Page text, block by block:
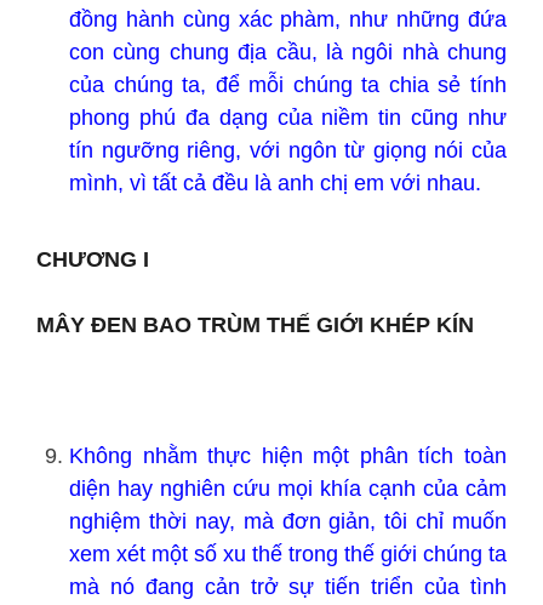
đồng hành cùng xác phàm, như những đứa
con cùng chung địa cầu, là ngôi nhà chung
của chúng ta, để mỗi chúng ta chia sẻ tính
phong phú đa dạng của niềm tin cũng như
tín ngưỡng riêng, với ngôn từ giọng nói của
mình, vì tất cả đều là anh chị em với nhau.
CHƯƠNG I
MÂY ĐEN BAO TRÙM THẾ GIỚI KHÉP KÍN
Không nhằm thực hiện một phân tích toàn
diện hay nghiên cứu mọi khía cạnh của cảm
nghiệm thời nay, mà đơn giản, tôi chỉ muốn
xem xét một số xu thế trong thế giới chúng ta
mà nó đang cản trở sự tiến triển của tình